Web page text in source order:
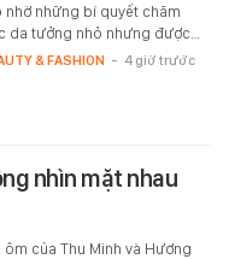
nhờ những bí quyết chăm
da tưởng nhỏ nhưng được…
& FASHION - 4 giờ trước
nhìn mặt nhau
ôm của Thu Minh và Hương